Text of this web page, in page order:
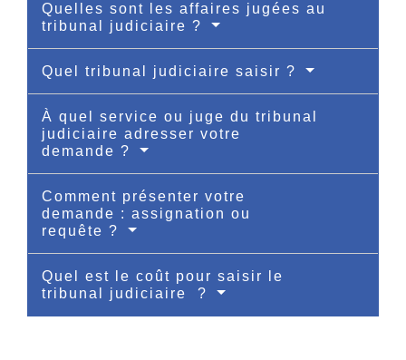
Quelles sont les affaires jugées au
tribunal judiciaire ?
Quel tribunal judiciaire saisir ?
À quel service ou juge du tribunal
judiciaire adresser votre
demande ?
Comment présenter votre
demande : assignation ou
requête ?
Quel est le coût pour saisir le
tribunal judiciaire ?